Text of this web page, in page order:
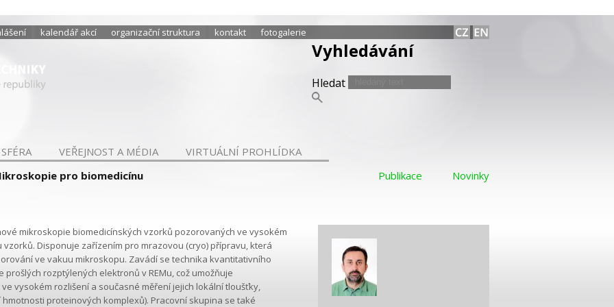
kalendář akcí organizační struktura kontakt fotogalerie
Vyhledávání
Hledat
VEŘEJNOST A MÉDIA
VIRTUÁLNÍ PROHLÍDKA
pro biomedicínu
Publikace Novinky
mikroskopie biomedicínských vzorků pozorovaných ve vysokém
Disponuje zařízením pro mrazovou (cryo) přípravu, která
ve vakuu mikroskopu. Zavádí se technika kvantitativního
rozptýlených elektronů v REMu, což umožňuje
vysokém rozlišení a současné měření jejich lokální tloušťky,
proteinových komplexů). Pracovní skupina se také